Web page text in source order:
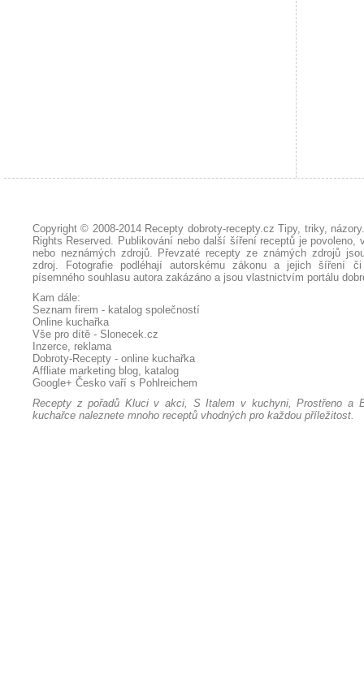
Copyright © 2008-2014 Recepty dobroty-recepty.cz Tipy, triky,
Rights Reserved. Publikování nebo další šíření receptů je povoleno,
nebo neznámých zdrojů. Převzaté recepty ze známých zdrojů
zdroj. Fotografie podléhají autorskému zákonu a jejich šíření
písemného souhlasu autora zakázáno a jsou vlastnictvím portálu
Kam dále:
Seznam firem - katalog společností
Online kuchařka
Vše pro dítě - Slonecek.cz
Inzerce, reklama
Dobroty-Recepty - online kuchařka
Affliate marketing blog, katalog
Google+ Česko vaří s Pohlreichem
Recepty z pořadů Kluci v akci, S Italem v kuchyni, Prostřeno a
kuchařce naleznete mnoho receptů vhodných pro každou příležitost.